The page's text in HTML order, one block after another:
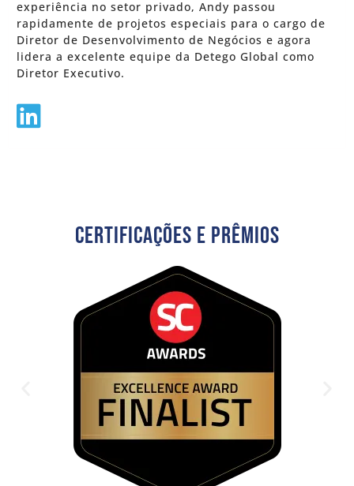
experiência no setor privado, Andy passou
rapidamente de projetos especiais para o cargo de
Diretor de Desenvolvimento de Negócios e agora
lidera a excelente equipe da Detego Global como
Diretor Executivo.
Certificações E Prêmios